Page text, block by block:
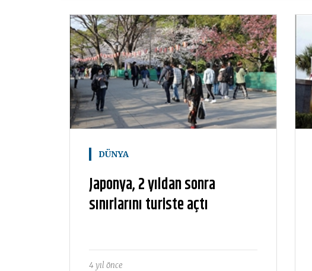
DÜNYA
Japonya, 2 yıldan sonra
sınırlarını turiste açtı
4 yıl önce